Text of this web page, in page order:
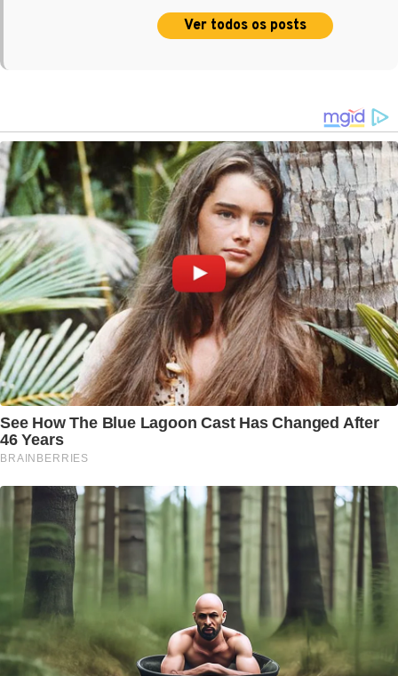
Ver todos os posts